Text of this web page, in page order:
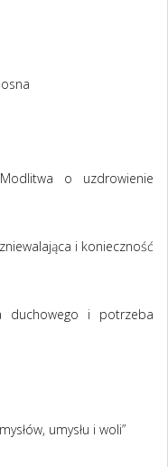
o uzdrowienie
i konieczność
duchowego i potrzeba
umysłu i woli”